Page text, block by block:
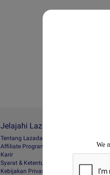
Jelajahi Lazada
Tentang Lazada
Afﬁliate Program
Karir
Syarat & Ketentuan
Kebijakan Privasi